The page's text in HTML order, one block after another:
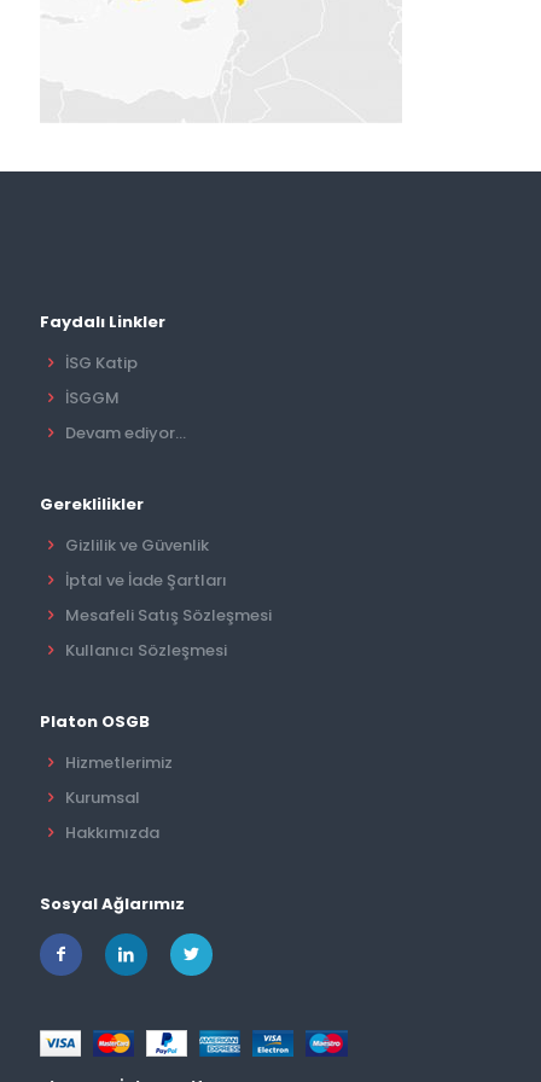
Faydalı Linkler
İSG Katip
İSGGM
Devam ediyor...
Gereklilikler
Gizlilik ve Güvenlik
İptal ve İade Şartları
Mesafeli Satış Sözleşmesi
Kullanıcı Sözleşmesi
Platon OSGB
Hizmetlerimiz
Kurumsal
Hakkımızda
Sosyal Ağlarımız